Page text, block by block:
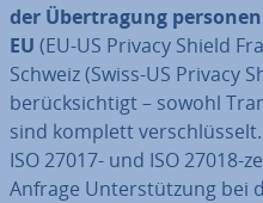
der Über­tra­gung
EU (EU-US Privacy Shield
Schweiz (Swiss-US Privacy
be­rück­sich­tigt – sowohl
sind komplett
ISO 27017- und ISO
Anfrage Un­ter­stüt­zung bei